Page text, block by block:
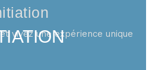
vivez une expérience unique